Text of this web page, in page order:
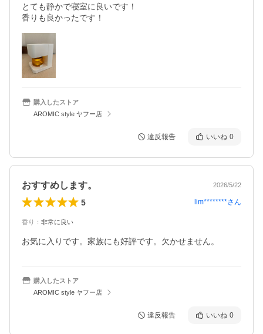
とても静かで寝室に良いです！
香りも良かったです！
購入したストア
AROMIC style ヤフー店
違反報告 いいね 0
おすすめします。 2026/5/22
5 lim********さん
香り ： 非常に良い
お気に入りです。家族にも好評です。欠かせません。
購入したストア
AROMIC style ヤフー店
違反報告 いいね 0